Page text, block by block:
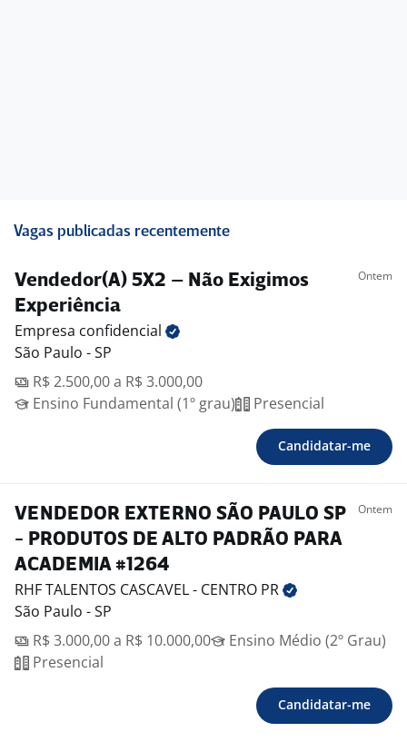
Vagas publicadas recentemente
Vendedor(A) 5X2 – Não Exigimos
Experiência
Ontem
Empresa confidencial
São Paulo - SP
R$ 2.500,00 a R$ 3.000,00
Ensino Fundamental (1º grau)
Presencial
Candidatar-me
VENDEDOR EXTERNO SÃO PAULO SP
- PRODUTOS DE ALTO PADRÃO PARA
ACADEMIA #1264
Ontem
RHF TALENTOS CASCAVEL - CENTRO PR
São Paulo - SP
R$ 3.000,00 a R$ 10.000,00
Ensino Médio (2º Grau)
Presencial
Candidatar-me